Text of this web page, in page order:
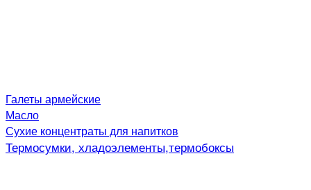
Галеты армейские
Масло
Сухие концентраты для напитков
Термосумки, хладоэлементы,термобоксы